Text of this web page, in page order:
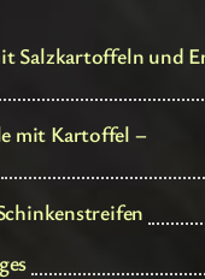
Salzkartoffeln und
mit Kartoffel –